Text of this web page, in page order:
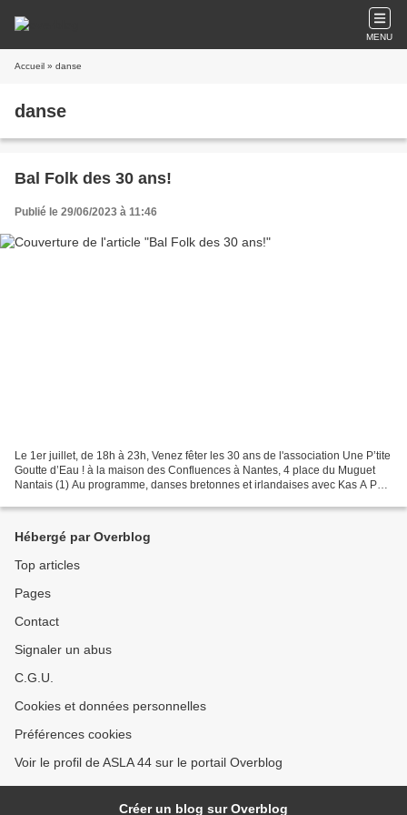
MENU
Accueil » danse
danse
Bal Folk des 30 ans!
Publié le 29/06/2023 à 11:46
Le 1er juillet, de 18h à 23h, Venez fêter les 30 ans de l'association Une P’tite
Goutte d’Eau ! à la maison des Confluences à Nantes, 4 place du Muguet
Nantais (1) Au programme, danses bretonnes et irlandaises avec Kas A Part,
Hébergé par Overblog
Top articles
Pages
Contact
Signaler un abus
C.G.U.
Cookies et données personnelles
Préférences cookies
Voir le profil de ASLA 44 sur le portail Overblog
Créer un blog sur Overblog